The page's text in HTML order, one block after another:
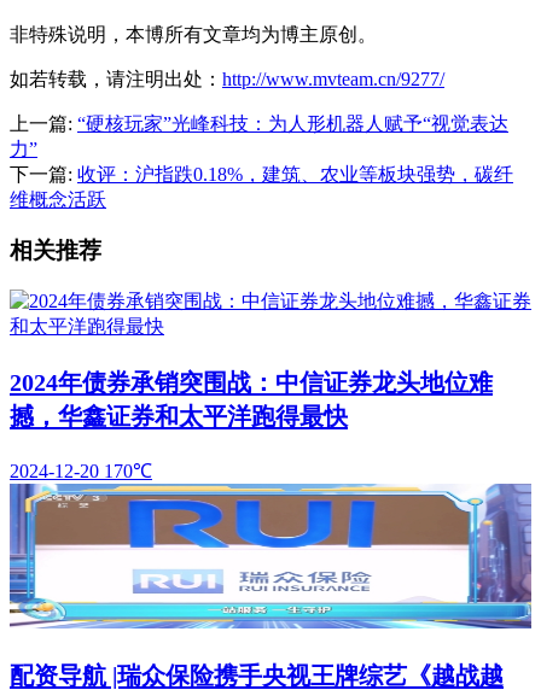
非特殊说明，本博所有文章均为博主原创。
如若转载，请注明出处： http://www.mvteam.cn/9277/
上一篇: “硬核玩家”光峰科技：为人形机器人赋予“视觉表达
力”
下一篇: 收评：沪指跌0.18%，建筑、农业等板块强势，碳纤
维概念活跃
相关推荐
2024年债券承销突围战：中信证券龙头地位难
撼，华鑫证券和太平洋跑得最快
2024-12-20 170℃
配资导航 |瑞众保险携手央视王牌综艺《越战越